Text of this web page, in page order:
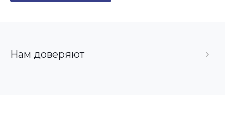
Нам доверяют